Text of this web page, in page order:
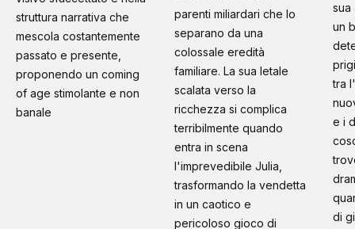
struttura narrativa che
mescola costantemente
passato e presente,
proponendo un coming
of age stimolante e non
banale
parenti miliardari che lo
separano da una
colossale eredità
familiare. La sua letale
scalata verso la
ricchezza si complica
terribilmente quando
entra in scena
l'imprevedibile Julia,
trasformando la vendetta
in un caotico e
pericoloso gioco di
sua
un
tra
e i
di